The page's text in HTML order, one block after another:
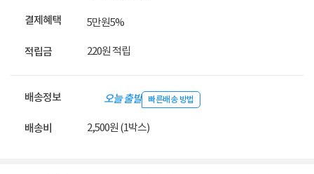
결제혜택 5만원5%
적립금 220원 적립
배송정보 오늘 출발 빠른배송 방법
배송비 2,500원 (1박스)